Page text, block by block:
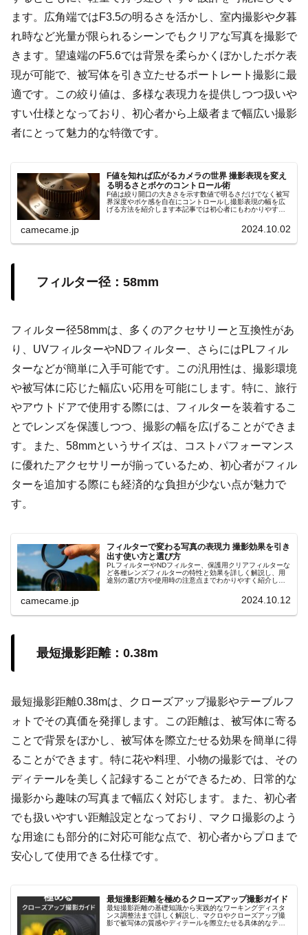
ます。広角端ではF3.5の明るさを活かし、室内撮影や夕暮
れ時など光量が限られるシーンでもクリアな写真を撮影で
きます。望遠端のF5.6では背景を柔らかくぼかしたボケ表
現が可能で、被写体を引き立たせるポートレート撮影に最
適です。この絞り値は、多様な表現力を提供しつつ扱いや
すい仕様となっており、初心者から上級者まで幅広い撮影
者にとって魅力的な特徴です。
F値を知れば広がるカメラの世界 撮影表現を変え
る明るさとボケのコントロール術
F値は絞り開口の大きさを示す数値で明るさだけでなく被写
界深度やボケ感を自在にコントロールし撮影表現の幅を広
げる方法を紹介します本記事では初心者にもわかりやすい
camecame.jp 2024.10.02
フィルター径：58mm
フィルター径58mmは、多くのアクセサリーと互換性があ
り、UVフィルターやNDフィルター、さらにはPLフィル
ターなどが簡単に入手可能です。この汎用性は、撮影環境
や被写体に応じた幅広い応用を可能にします。特に、旅行
やアウトドアで使用する際には、フィルターを装着するこ
とでレンズを保護しつつ、撮影の幅を広げることができま
す。また、58mmというサイズは、コストパフォーマンス
に優れたアクセサリーが揃っているため、初心者がフィル
ターを追加する際にも経済的な負担が少ない点が魅力で
す。
フィルターで変わる写真の表現力 撮影効果を引き
出す使い方と選び方
PLフィルターやNDフィルター、保護用クリアフィルターな
ど各種レンズフィルターの特性と効果を詳しく解説し、用
途別の選び方や使用時の注意点までわかりやすく紹介しま
camecame.jp 2024.10.12
最短撮影距離：0.38m
最短撮影距離0.38mは、クローズアップ撮影やテーブルフ
ォトでその真価を発揮します。この距離は、被写体に寄る
ことで背景をぼかし、被写体を際立たせる効果を簡単に得
ることができます。特に花や料理、小物の撮影では、その
ディテールを美しく記録することができるため、日常的な
撮影から趣味の写真まで幅広く対応します。また、初心者
でも扱いやすい距離設定となっており、マクロ撮影のよう
な用途にも部分的に対応可能な点で、初心者からプロまで
安心して使用できる仕様です。
最短撮影距離を極めるクローズアップ撮影ガイド
最短撮影距離の基礎知識から実践的なワーキングディスタ
ンス調整法まで詳しく解説し、マクロやクローズアップ撮
影で被写体の質感やディテールを際立たせる具体的なテク